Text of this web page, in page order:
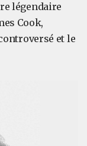
légendaire
Cook,
et le